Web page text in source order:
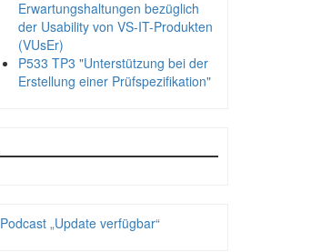
Erwartungshaltungen bezüglich
der Usability von VS-IT-Produkten
(VUsEr)
P533 TP3 "Unterstützung bei der
Erstellung einer Prüfspezifikation"
Podcast „Update verfügbar“